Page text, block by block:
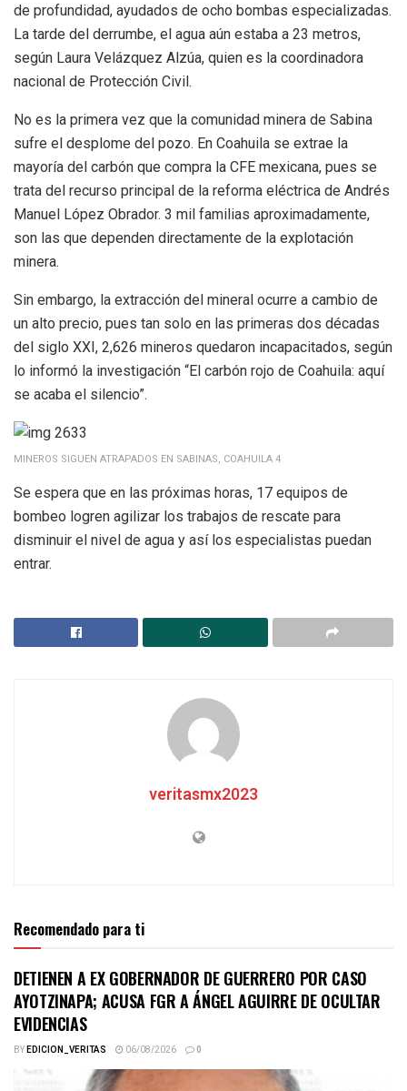
de profundidad, ayudados de ocho bombas especializadas.
La tarde del derrumbe, el agua aún estaba a 23 metros,
según Laura Velázquez Alzúa, quien es la coordinadora
nacional de Protección Civil.
No es la primera vez que la comunidad minera de Sabina
sufre el desplome del pozo. En Coahuila se extrae la
mayoría del carbón que compra la CFE mexicana, pues se
trata del recurso principal de la reforma eléctrica de Andrés
Manuel López Obrador. 3 mil familias aproximadamente,
son las que dependen directamente de la explotación
minera.
Sin embargo, la extracción del mineral ocurre a cambio de
un alto precio, pues tan solo en las primeras dos décadas
del siglo XXI, 2,626 mineros quedaron incapacitados, según
lo informó la investigación “El carbón rojo de Coahuila: aquí
se acaba el silencio”.
MINEROS SIGUEN ATRAPADOS EN SABINAS, COAHUILA 4
Se espera que en las próximas horas, 17 equipos de
bombeo logren agilizar los trabajos de rescate para
disminuir el nivel de agua y así los especialistas puedan
entrar.
veritasmx2023
Recomendado para ti
DETIENEN A EX GOBERNADOR DE GUERRERO POR CASO
AYOTZINAPA; ACUSA FGR A ÁNGEL AGUIRRE DE OCULTAR
EVIDENCIAS
BYEDICION_VERITAS 06/08/2026 0